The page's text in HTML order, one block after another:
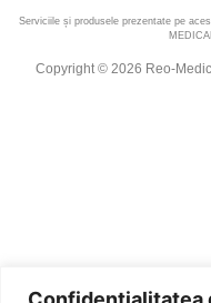
Serviciile și produsele prezentate pe
Copyright © 2026 Reo-